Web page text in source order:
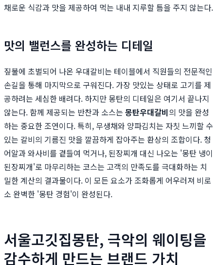
채로운 식감과 맛을 제공하여 먹는 내내 지루할 틈을 주지 않는다.
맛의 밸런스를 완성하는 디테일
짚불에 초벌되어 나온 우대갈비는 테이블에서 직원들의 전문적인
손길을 통해 마지막으로 구워진다. 가장 맛있는 상태로 고기를 제
공하려는 세심한 배려다. 하지만 몽탄의 디테일은 여기서 끝나지
않는다. 함께 제공되는 반찬과 소스는 몽탄우대갈비의 맛을 완성
하는 중요한 조연이다. 특히, 무생채와 양파김치는 자칫 느끼할 수
있는 갈비의 기름진 맛을 깔끔하게 잡아주는 환상의 조합이다. 청
어알과 와사비를 곁들여 먹거나, 된장찌개 대신 나오는 '몽탄 냉이
된장찌개'로 마무리하는 코스는 고객의 만족도를 극대화하는 치
밀한 계산의 결과물이다. 이 모든 요소가 조화롭게 어우러져 비로
소 완벽한 '몽탄 경험'이 완성된다.
서울고깃집몽탄, 극악의 웨이팅을
감수하게 만드는 브랜드 가치